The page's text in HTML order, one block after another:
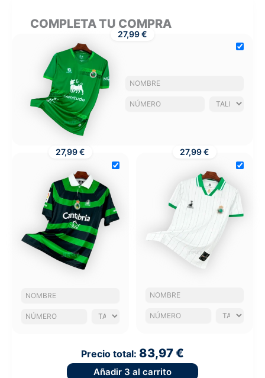
COMPLETA TU COMPRA
27,99 €
27,99 € 27,99 €
Precio total: 83,97 €
Añadir 3 al carrito